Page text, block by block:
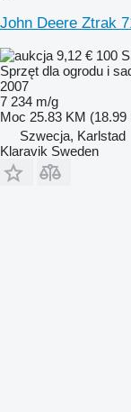
John Deere Ztrak
9,12 € 100
Sprzęt dla ogrodu i
2007
7 234 m/g
Moc 25.83 KM (18.99
Szwecja, Karlstad
Klaravik Sweden